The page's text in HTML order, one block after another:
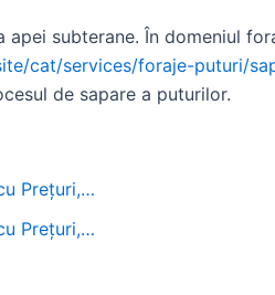
apei subterane. În domeniul
cat/services/foraje-puturi/
de sapare a puturilor.
Prețuri,…
Prețuri,…